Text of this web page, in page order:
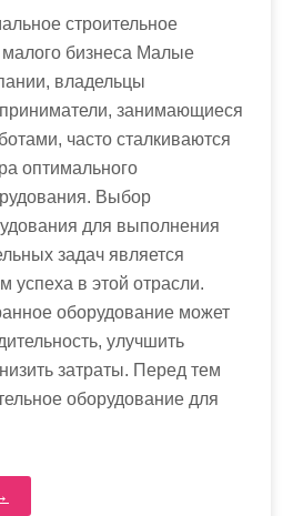
строительное
бизнеса Малые
владельцы
занимающиеся
часто сталкиваются
оптимального
Выбор
для выполнения
задач является
успеха в этой отрасли.
оборудование может
улучшить
затраты. Перед тем
оборудование для